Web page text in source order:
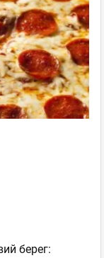
берег: